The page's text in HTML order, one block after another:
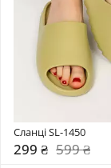
Сланці SL-1450
299 ₴ 599 ₴